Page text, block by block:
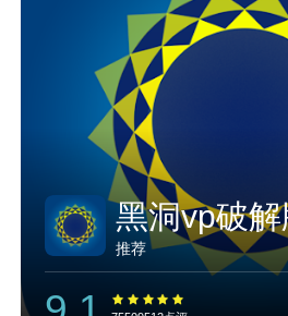
黑洞vp破
推荐